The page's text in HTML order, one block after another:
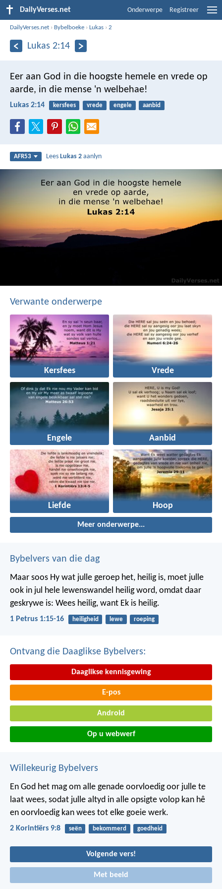
DailyVerses.net Onderwerpe Registreer
DailyVerses.net › Bybelboeke ›Lukas ›2
Lukas 2:14
Eer aan God in die hoogste hemele en vrede op
aarde, in die mense 'n welbehae!
Lukas 2:14 kersfees vrede engele aanbid
AFR53 LeesLukas 2 aanlyn
Verwante onderwerpe
Kersfees Vrede
Engele Aanbid
Liefde Hoop
Meer onderwerpe...
Bybelvers van die dag
Maar soos Hy wat julle geroep het, heilig is, moet julle
ook in jul hele lewenswandel heilig word, omdat daar
geskrywe is: Wees heilig, want Ek is heilig.
1 Petrus 1:15-16 heiligheid lewe roeping
Ontvang die Daaglikse Bybelvers:
Daaglikse kennisgewing
E-pos
Android
Op u webwerf
Willekeurig Bybelvers
En God het mag om alle genade oorvloedig oor julle te
laat wees, sodat julle altyd in alle opsigte volop kan hê
en oorvloedig kan wees tot elke goeie werk.
2 Korintiërs 9:8 seën bekommerd goedheid
Volgende vers!
Met beeld